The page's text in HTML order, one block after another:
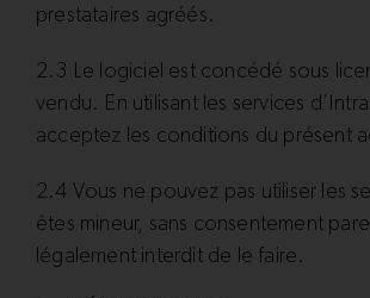
prestataires agréés.
2.3 Le logiciel est concédé sous
vendu. En utilisant les services
acceptez les conditions du présent
2.4 Vous ne pouvez pas utiliser les
êtes mineur, sans consentement
légalement interdit de le faire.